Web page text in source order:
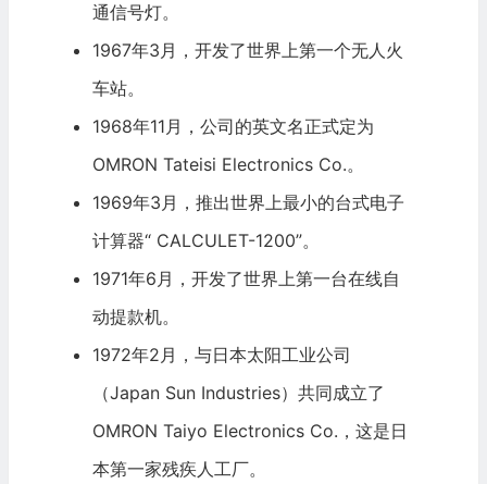
通信号灯。
1967年3月，开发了世界上第一个无人火
车站。
1968年11月，公司的英文名正式定为
OMRON Tateisi Electronics Co.。
1969年3月，推出世界上最小的台式电子
计算器“ CALCULET-1200”。
1971年6月，开发了世界上第一台在线自
动提款机。
1972年2月，与日本太阳工业公司
（Japan Sun Industries）共同成立了
OMRON Taiyo Electronics Co.，这是日
本第一家残疾人工厂。